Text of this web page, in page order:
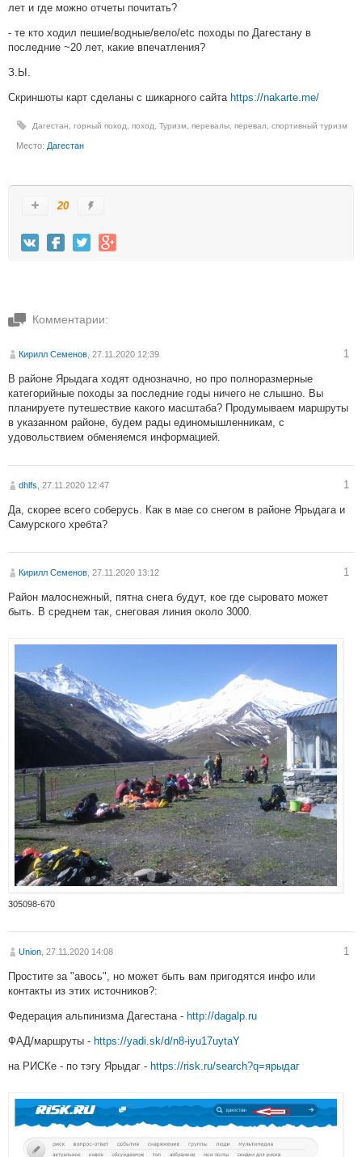
лет и где можно отчеты почитать?
- те кто ходил пешие/водные/вело/etc походы по Дагестану в
последние ~20 лет, какие впечатления?
З.Ы.
Скриншоты карт сделаны с шикарного сайта https://nakarte.me/
Дагестан горный поход поход Туризм перевалы перевал спортивный туризм
Место: Дагестан
20
Комментарии:
Кирилл Семенов , 27.11.2020 12:39 1
В районе Ярыдага ходят однозначно, но про полноразмерные
категорийные походы за последние годы ничего не слышно. Вы
планируете путешествие какого масштаба? Продумываем маршруты
в указанном районе, будем рады единомышленникам, с
удовольствием обменяемся информацией.
dhlfs , 27.11.2020 12:47 1
Да, скорее всего соберусь. Как в мае со снегом в районе Ярыдага и
Самурского хребта?
Кирилл Семенов , 27.11.2020 13:12 1
Район малоснежный, пятна снега будут, кое где сыровато может
быть. В среднем так, снеговая линия около 3000.
305098-670
Union , 27.11.2020 14:08 1
Простите за "авось", но может быть вам пригодятся инфо или
контакты из этих источников?:
Федерация альпинизма Дагестана - http://dagalp.ru
ФАД/маршруты - https://yadi.sk/d/n8-iyu17uytaY
на РИСКе - по тэгу Ярыдаг - https://risk.ru/search?q=ярыдаг